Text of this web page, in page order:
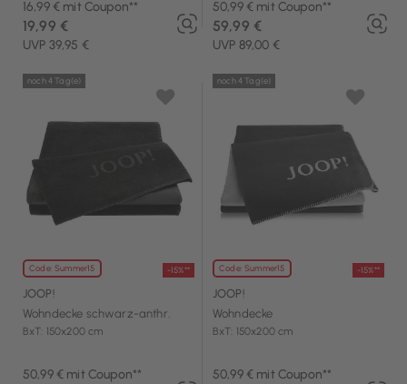
16,99 € mit Coupon**
UVP 39,95 €
19,99 €
50,99 € mit Coupon**
UVP 89,00 €
59,99 €
Code: Summer15 -15%**
noch 4 Tag(e)
JOOP!
Wohndecke schwarz-anthr.
BxT: 150x200 cm
50,99 € mit Coupon**
Code: Summer15 -15%**
noch 4 Tag(e)
JOOP!
Wohndecke
BxT: 150x200 cm
50,99 € mit Coupon**